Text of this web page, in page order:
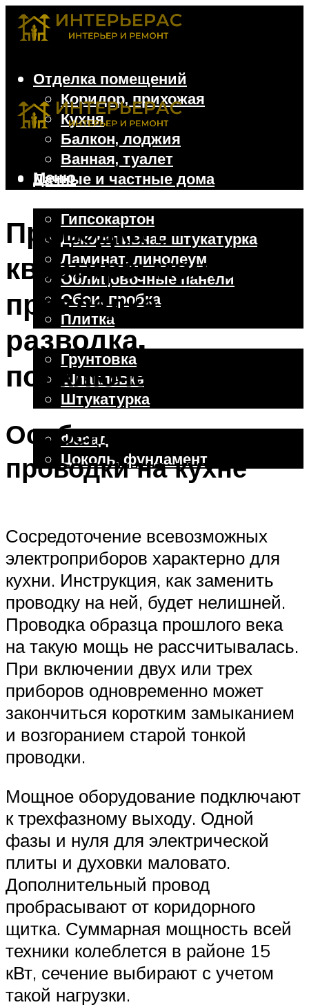
Отделка помещений
Коридор, прихожая
Кухня
Балкон, лоджия
Ванная, туалет
Дачные и частные дома
Гипсокартон
Декоративная штукатурка
Ламинат, линолеум
Облицовочные панели
Обои, пробка
Плитка
Отделочные работы
Грунтовка
Шпаклевка
Штукатурка
Фасад
Цоколь, фундамент
Меню
Проводка в
квартире: монтаж,
прокладка,
разводка,
подключение
Особенности
проводки на кухне
Сосредоточение всевозможных
электроприборов характерно для
кухни. Инструкция, как заменить
проводку на ней, будет нелишней.
Проводка образца прошлого века
на такую мощь не рассчитывалась.
При включении двух или трех
приборов одновременно может
закончиться коротким замыканием
и возгоранием старой тонкой
проводки.
Мощное оборудование подключают
к трехфазному выходу. Одной
фазы и нуля для электрической
плиты и духовки маловато.
Дополнительный провод
пробрасывают от коридорного
щитка. Суммарная мощность всей
техники колеблется в районе 15
кВт, сечение выбирают с учетом
такой нагрузки.